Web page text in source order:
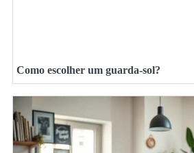
Como escolher um guarda-sol?